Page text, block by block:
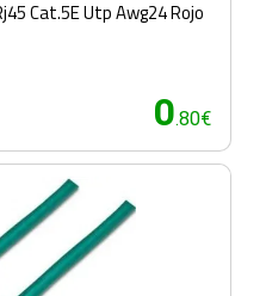
Cat.5E Utp Awg24 Rojo
0.80€